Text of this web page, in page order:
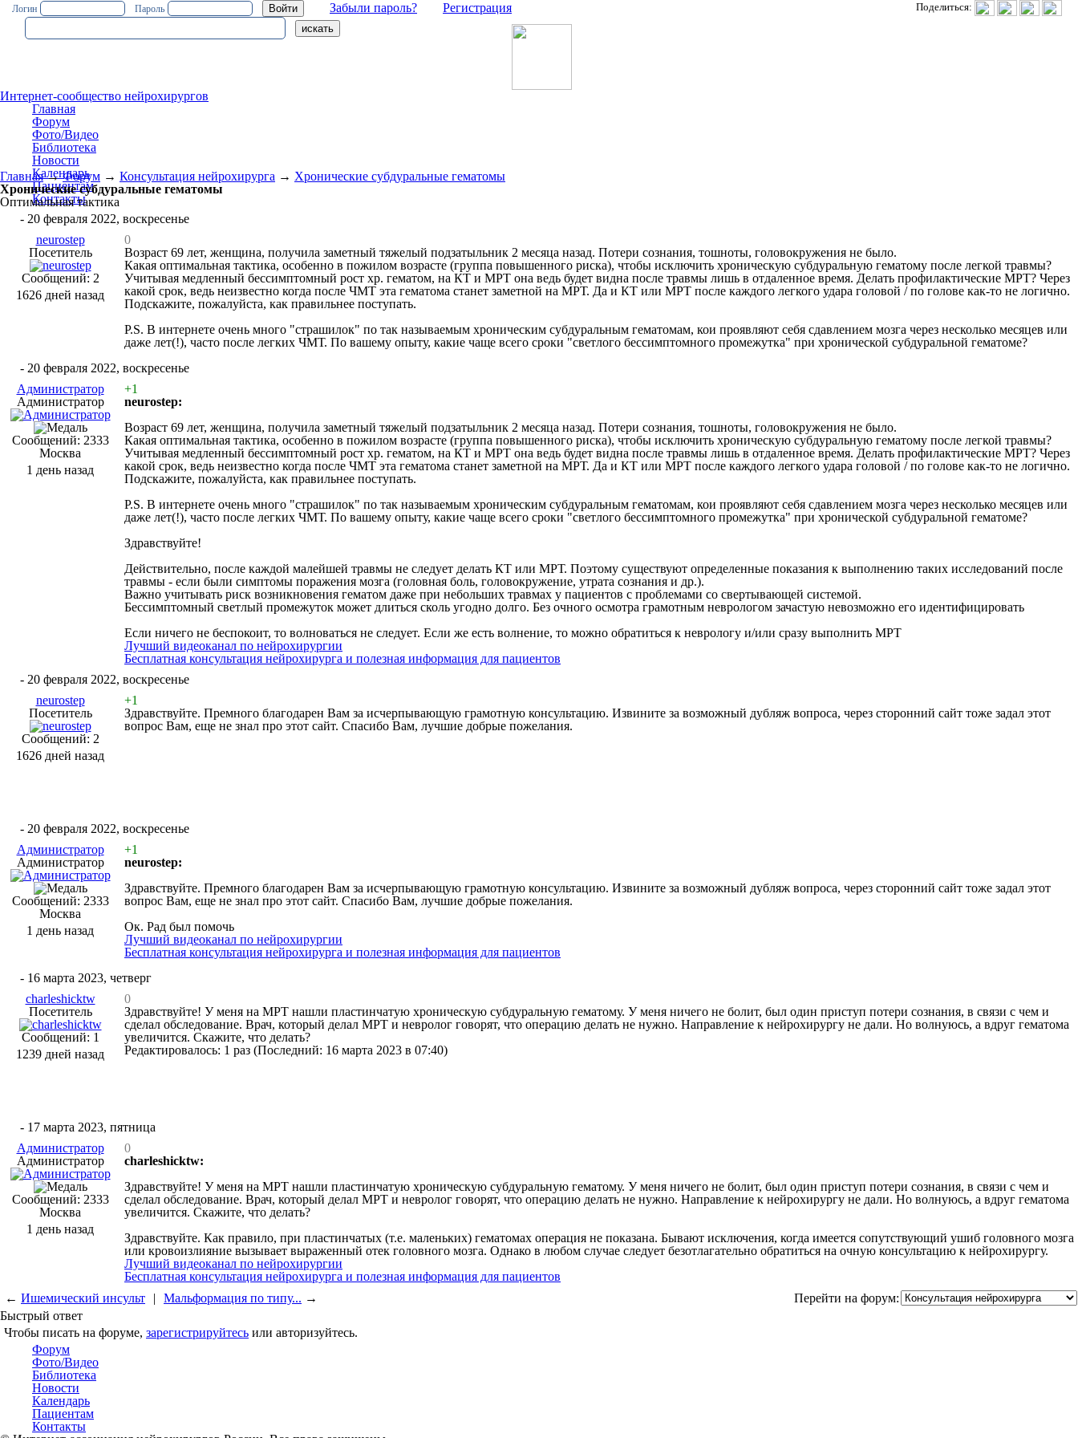
Логин Пароль Забыли пароль? Регистрация Поделиться:
Интернет-сообщество нейрохирургов
Главная
Форум
Фото/Видео
Библиотека
Новости
Календарь
Пациентам
Контакты
Главная→Форум → Консультация нейрохирурга → Хронические субдуральные гематомы
Хронические субдуральные гематомы
Оптимальная тактика
- 20 февраля 2022, воскресенье
neurostep
Посетитель
Сообщений: 2
1626 дней назад
0
Возраст 69 лет, женщина, получила заметный тяжелый подзатыльник 2 месяца назад. Потери сознания, тошноты, головокружения не было.
Какая оптимальная тактика, особенно в пожилом возрасте (группа повышенного риска), чтобы исключить хроническую субдуральную гематому после легкой травмы?
Учитывая медленный бессимптомный рост хр. гематом, на КТ и МРТ она ведь будет видна после травмы лишь в отдаленное время. Делать профилактические МРТ? Через
какой срок, ведь неизвестно когда после ЧМТ эта гематома станет заметной на МРТ. Да и КТ или МРТ после каждого легкого удара головой / по голове как-то не логично.
Подскажите, пожалуйста, как правильнее поступать.
P.S. В интернете очень много "страшилок" по так называемым хроническим субдуральным гематомам, кои проявляют себя сдавлением мозга через несколько месяцев или
даже лет(!), часто после легких ЧМТ. По вашему опыту, какие чаще всего сроки "светлого бессимптомного промежутка" при хронической субдуральной гематоме?
- 20 февраля 2022, воскресенье
Администратор
Администратор
Сообщений: 2333
Москва
1 день назад
+1
neurostep:
Возраст 69 лет, женщина, получила заметный тяжелый подзатыльник 2 месяца назад. Потери сознания, тошноты, головокружения не было.
Какая оптимальная тактика, особенно в пожилом возрасте (группа повышенного риска), чтобы исключить хроническую субдуральную гематому после легкой травмы?
Учитывая медленный бессимптомный рост хр. гематом, на КТ и МРТ она ведь будет видна после травмы лишь в отдаленное время. Делать профилактические МРТ? Через
какой срок, ведь неизвестно когда после ЧМТ эта гематома станет заметной на МРТ. Да и КТ или МРТ после каждого легкого удара головой / по голове как-то не логично.
Подскажите, пожалуйста, как правильнее поступать.
P.S. В интернете очень много "страшилок" по так называемым хроническим субдуральным гематомам, кои проявляют себя сдавлением мозга через несколько месяцев или
даже лет(!), часто после легких ЧМТ. По вашему опыту, какие чаще всего сроки "светлого бессимптомного промежутка" при хронической субдуральной гематоме?
Здравствуйте!
Действительно, после каждой малейшей травмы не следует делать КТ или МРТ. Поэтому существуют определенные показания к выполнению таких исследований после
травмы - если были симптомы поражения мозга (головная боль, головокружение, утрата сознания и др.).
Важно учитывать риск возникновения гематом даже при небольших травмах у пациентов с проблемами со свертывающей системой.
Бессимптомный светлый промежуток может длиться сколь угодно долго. Без очного осмотра грамотным неврологом зачастую невозможно его идентифицировать
Если ничего не беспокоит, то волноваться не следует. Если же есть волнение, то можно обратиться к неврологу и/или сразу выполнить МРТ
Лучший видеоканал по нейрохирургии
Бесплатная консультация нейрохирурга и полезная информация для пациентов
- 20 февраля 2022, воскресенье
neurostep
Посетитель
Сообщений: 2
1626 дней назад
+1
Здравствуйте. Премного благодарен Вам за исчерпывающую грамотную консультацию. Извините за возможный дубляж вопроса, через сторонний сайт тоже задал этот
вопрос Вам, еще не знал про этот сайт. Спасибо Вам, лучшие добрые пожелания.
- 20 февраля 2022, воскресенье
Администратор
Администратор
Сообщений: 2333
Москва
1 день назад
+1
neurostep:
Здравствуйте. Премного благодарен Вам за исчерпывающую грамотную консультацию. Извините за возможный дубляж вопроса, через сторонний сайт тоже задал этот
вопрос Вам, еще не знал про этот сайт. Спасибо Вам, лучшие добрые пожелания.
Ок. Рад был помочь
Лучший видеоканал по нейрохирургии
Бесплатная консультация нейрохирурга и полезная информация для пациентов
- 16 марта 2023, четверг
charleshicktw
Посетитель
Сообщений: 1
1239 дней назад
0
Здравствуйте! У меня на МРТ нашли пластинчатую хроническую субдуральную гематому. У меня ничего не болит, был один приступ потери сознания, в связи с чем и
сделал обследование. Врач, который делал МРТ и невролог говорят, что операцию делать не нужно. Направление к нейрохирургу не дали. Но волнуюсь, а вдруг гематома
увеличится. Скажите, что делать?
Редактировалось: 1 раз (Последний: 16 марта 2023 в 07:40)
- 17 марта 2023, пятница
Администратор
Администратор
Сообщений: 2333
Москва
1 день назад
0
charleshicktw:
Здравствуйте! У меня на МРТ нашли пластинчатую хроническую субдуральную гематому. У меня ничего не болит, был один приступ потери сознания, в связи с чем и
сделал обследование. Врач, который делал МРТ и невролог говорят, что операцию делать не нужно. Направление к нейрохирургу не дали. Но волнуюсь, а вдруг гематома
увеличится. Скажите, что делать?
Здравствуйте. Как правило, при пластинчатых (т.е. маленьких) гематомах операция не показана. Бывают исключения, когда имеется сопутствующий ушиб головного мозга
или кровоизлияние вызывает выраженный отек головного мозга. Однако в любом случае следует безотлагательно обратиться на очную консультацию к нейрохирургу.
Лучший видеоканал по нейрохирургии
Бесплатная консультация нейрохирурга и полезная информация для пациентов
← Ишемический инсульт | Мальформация по типу... →
Перейти на форум:
Быстрый ответ
Чтобы писать на форуме, зарегистрируйтесь или авторизуйтесь.
Форум
Фото/Видео
Библиотека
Новости
Календарь
Пациентам
Контакты